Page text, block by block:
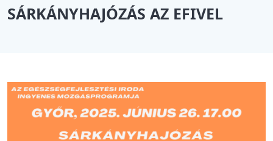
SÁRKÁNYHAJÓZÁS AZ EFIVEL
IMAGE